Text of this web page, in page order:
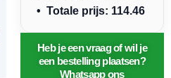
• Totale prijs: 114.46
Heb je een vraag of wil je
een bestelling plaatsen?
Whatsapp ons